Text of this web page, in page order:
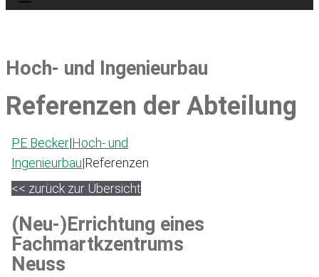
Hoch- und Ingenieurbau
Referenzen der Abteilung
PE Becker|Hoch- und
Ingenieurbau|Referenzen
<< zurück zur Übersicht
(Neu-)Errichtung eines
Fachmartkzentrums
Neuss